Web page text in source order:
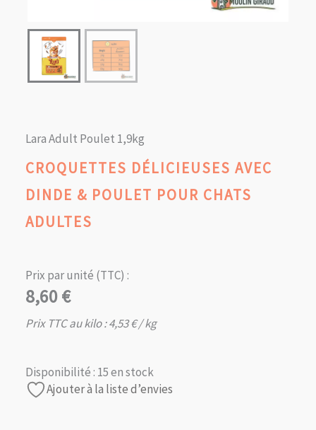
Lara Adult Poulet 1,9kg
CROQUETTES DÉLICIEUSES AVEC
DINDE & POULET POUR CHATS
ADULTES
Prix par unité (TTC) :
8,60€
Prix TTC au kilo :4,53€/ kg
Disponibilité : 15 en stock
Ajouter à la liste d’envies